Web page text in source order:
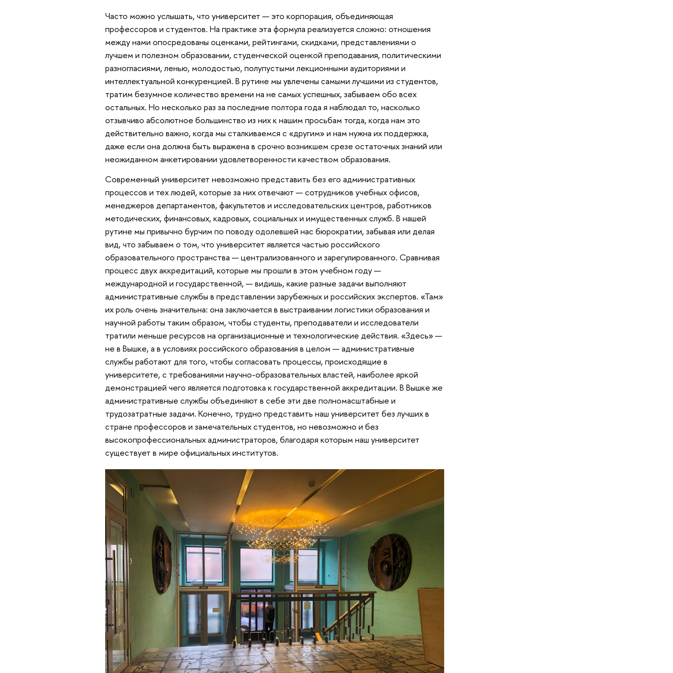
Часто можно услышать, что университет — это корпорация, объединяющая
профессоров и студентов. На практике эта формула реализуется сложно: отношения
между нами опосредованы оценками, рейтингами, скидками, представлениями о
лучшем и полезном образовании, студенческой оценкой преподавания, политическими
разногласиями, ленью, молодостью, полупустыми лекционными аудиториями и
интеллектуальной конкуренцией. В рутине мы увлечены самыми лучшими из студентов,
тратим безумное количество времени на не самых успешных, забываем обо всех
остальных. Но несколько раз за последние полтора года я наблюдал то, насколько
отзывчиво абсолютное большинство из них к нашим просьбам тогда, когда нам это
действительно важно, когда мы сталкиваемся с «другим» и нам нужна их поддержка,
даже если она должна быть выражена в срочно возникшем срезе остаточных знаний или
неожиданном анкетировании удовлетворенности качеством образования.
Современный университет невозможно представить без его административных
процессов и тех людей, которые за них отвечают — сотрудников учебных офисов,
менеджеров департаментов, факультетов и исследовательских центров, работников
методических, финансовых, кадровых, социальных и имущественных служб. В нашей
рутине мы привычно бурчим по поводу одолевшей нас бюрократии, забывая или делая
вид, что забываем о том, что университет является частью российского
образовательного пространства — централизованного и зарегулированного. Сравнивая
процесс двух аккредитаций, которые мы прошли в этом учебном году —
международной и государственной, — видишь, какие разные задачи выполняют
административные службы в представлении зарубежных и российских экспертов. «Там»
их роль очень значительна: она заключается в выстраивании логистики образования и
научной работы таким образом, чтобы студенты, преподаватели и исследователи
тратили меньше ресурсов на организационные и технологические действия. «Здесь» —
не в Вышке, а в условиях российского образования в целом — административные
службы работают для того, чтобы согласовать процессы, происходящие в
университете, с требованиями научно-образовательных властей, наиболее яркой
демонстрацией чего является подготовка к государственной аккредитации. В Вышке же
административные службы объединяют в себе эти две полномасштабные и
трудозатратные задачи. Конечно, трудно представить наш университет без лучших в
стране профессоров и замечательных студентов, но невозможно и без
высокопрофессиональных администраторов, благодаря которым наш университет
существует в мире официальных институтов.